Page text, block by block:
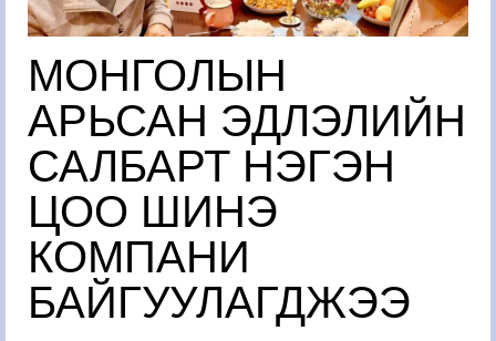
МОНГОЛЫН
АРЬСАН ЭДЛЭЛИЙН
САЛБАРТ НЭГЭН
ЦОО ШИНЭ
КОМПАНИ
БАЙГУУЛАГДЖЭЭ